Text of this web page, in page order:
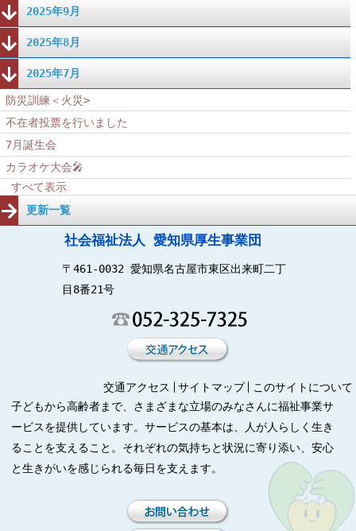
2025年9月
2025年8月
2025年7月
防災訓練＜火災>
不在者投票を行いました
7月誕生会
カラオケ大会🎤
すべて表示
更新一覧
社会福祉法人 愛知県厚生事業団
〒461-0032 愛知県名古屋市東区出来町二丁
目8番21号
交通アクセス サイトマップ
このサイトについて
子どもから高齢者まで、さまざまな立場のみなさんに福祉事業サ
ービスを提供しています。サービスの基本は、人が人らしく生き
ることを支えること。それぞれの気持ちと状況に寄り添い、安心
と生きがいを感じられる毎日を支えます。